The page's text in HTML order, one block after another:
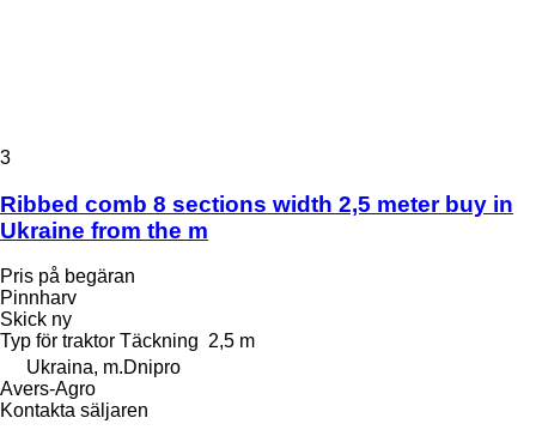
3
Ribbed comb 8 sections width 2,5 meter buy in
Ukraine from the m
Pris på begäran
Pinnharv
Skick ny
Typ för traktor Täckning 2,5 m
Ukraina, m.Dnipro
Avers-Agro
Kontakta säljaren